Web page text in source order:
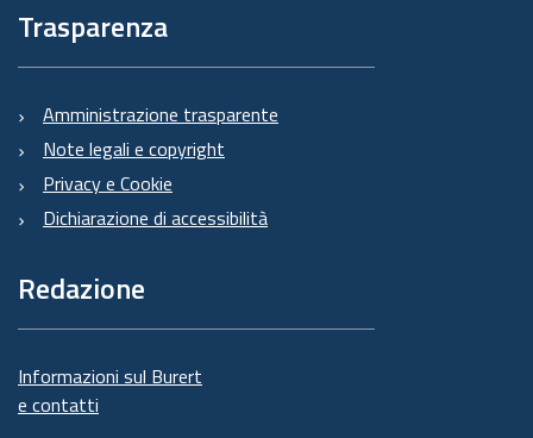
Trasparenza
Amministrazione trasparente
Note legali e copyright
Privacy e Cookie
Dichiarazione di accessibilità
Redazione
Informazioni sul Burert
e contatti